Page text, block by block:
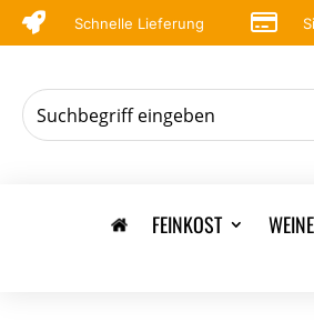
 Schnelle Lieferung 
FEINKOST WEINE